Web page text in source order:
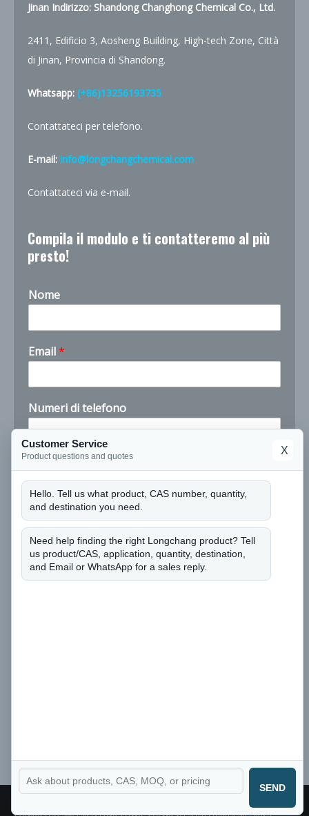
Jinan Indirizzo: Shandong Changhong Chemical Co., Ltd.
2411, Edificio 3, Aosheng Building, High-tech Zone, Città
di Jinan, Provincia di Shandong.
Whatsapp: (+86)13256193735
Contattateci per telefono.
E-mail: info@longchangchemical.com
Contattateci via e-mail.
Compila il modulo e ti contatteremo al più
presto!
Nome
Email*
Numeri di telefono
n
u
m
e
r
o
b
s
o
Azienda
Posso sapere il numero CAS e la quantità di cui
avete bisogno? *
Customer Service
Product questions and quotes
X
Hello. Tell us what product, CAS number, quantity,
and destination you need.
Need help finding the right Longchang product? Tell
us product/CAS, application, quantity, destination,
and Email or WhatsApp for a sales reply.
SEND